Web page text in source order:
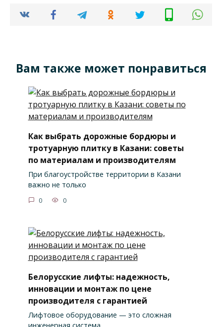
Вам также может понравиться
Как выбрать дорожные бордюры и
тротуарную плитку в Казани: советы
по материалам и производителям
При благоустройстве территории в Казани
важно не только
0 0
Белорусские лифты: надежность,
инновации и монтаж по цене
производителя с гарантией
Лифтовое оборудование — это сложная